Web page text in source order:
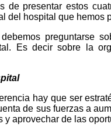
de presentar estos
del hospital que hemos
preguntarse
Es decir sobre la
hay que ser
de sus fuerzas a
y aprovechar de las